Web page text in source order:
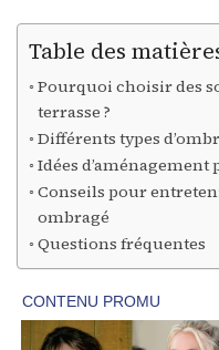
Table des
Pourquoi choisir des
terrasse ?
Différents types
Idées
Conseils pour
ombragé
Questions fréquentes